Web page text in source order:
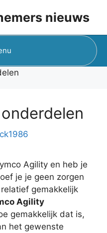
nieuws
Agility en heb je
je je geen zorgen
gemakkelijk
Agility
gemakkelijk dat is,
het gewenste